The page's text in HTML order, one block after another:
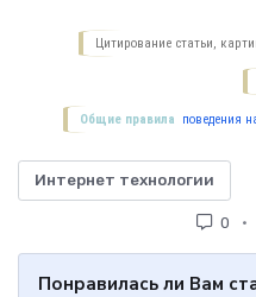
Цитирование статьи,
Общие правила поведения
Интернет технологии
0
Понравилась ли Вам